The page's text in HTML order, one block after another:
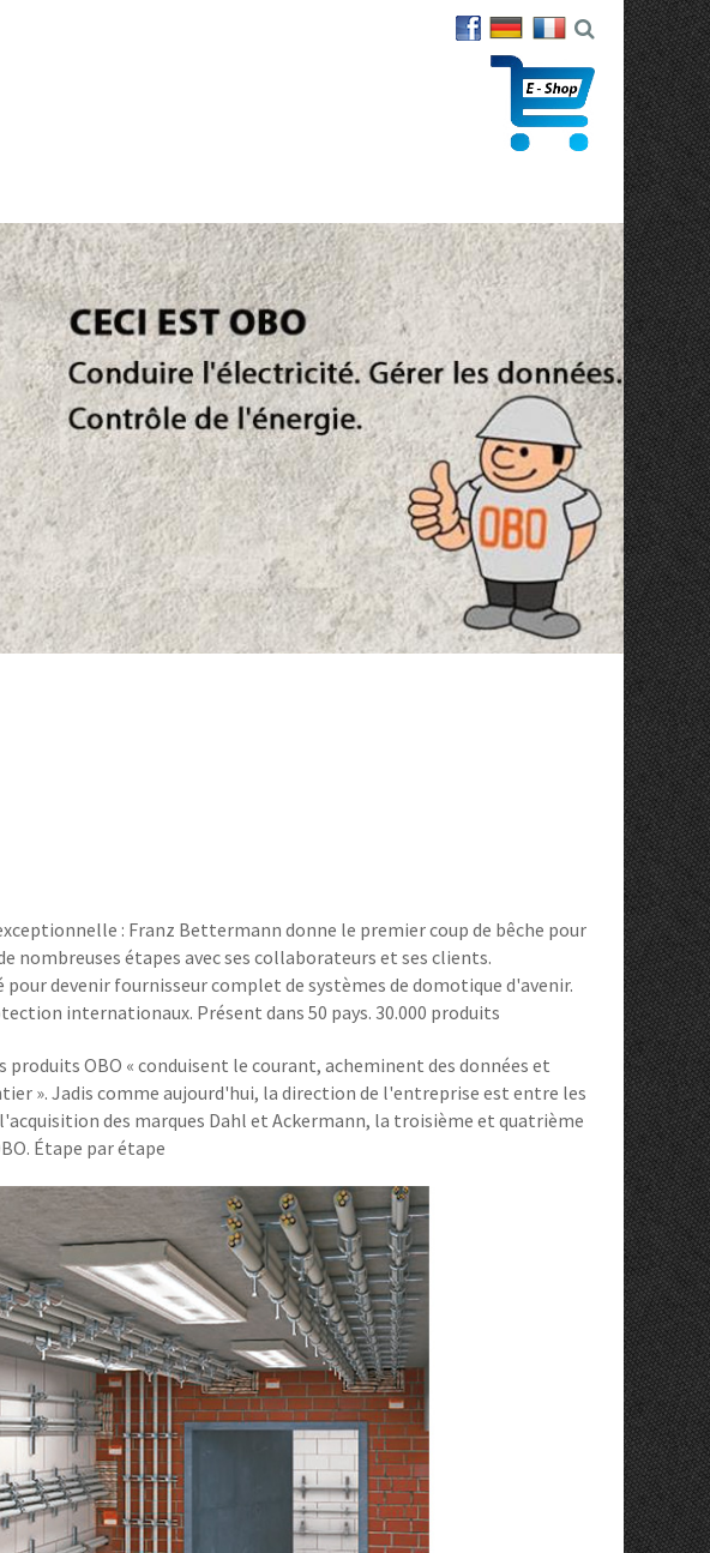
: Franz Bettermann donne le premier coup de bêche pour
nombreuses étapes avec ses collaborateurs et ses clients.
devenir fournisseur complet de systèmes de domotique d'avenir.
internationaux. Présent dans 50 pays. 30.000 produits
produits OBO « conduisent le courant, acheminent des données et
». Jadis comme aujourd'hui, la direction de l'entreprise est entre les
des marques Dahl et Ackermann, la troisième et quatrième
Étape par étape